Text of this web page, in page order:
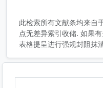
此检索所有文献条均来自
点无差异索引收储. 如果
表格提呈进行强规封阻抹